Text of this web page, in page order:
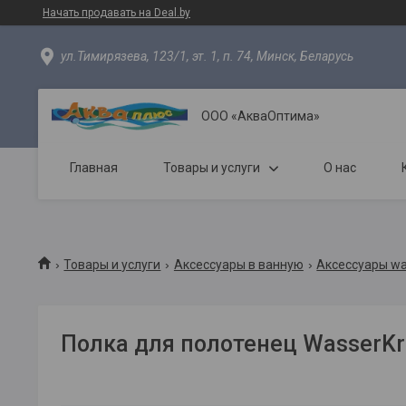
Начать продавать на Deal.by
ул.Тимирязева, 123/1, эт. 1, п. 74, Минск, Беларусь
ООО «АкваОптима»
Главная Товары и услуги О нас
Товары и услуги Аксессуары в ванную Аксессуары
Полка для полотенец